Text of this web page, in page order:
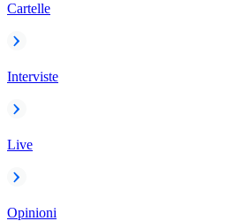
Cartelle
Interviste
Live
Opinioni